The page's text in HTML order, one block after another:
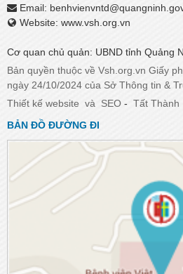
Email:
Website: www.vsh.org.vn
Cơ quan chủ quản: UBND tỉnh Quảng
Bản quyền thuộc về Vsh.org.vn Giấy
ngày 24/10/2024 của Sở Thông tin &
Thiết kế website và SEO - Tất Thành
BẢN ĐỒ ĐƯỜNG ĐI